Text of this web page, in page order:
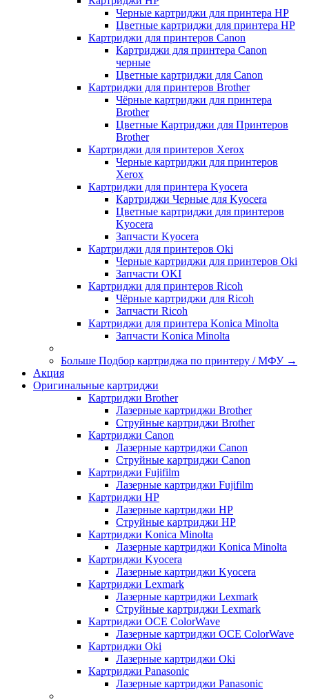
Черные картриджи для принтера HP
Цветные картриджи для принтера HP
Картриджи для принтеров Сanon
Картриджи для принтера Сanon
черные
Цветные картриджи для Сanon
Картриджи для принтеров Brother
Чёрные картриджи для принтера
Brother
Цветные Картриджи для Принтеров
Brother
Картриджи для принтеров Xerox
Черные картриджи для принтеров
Xerox
Картриджи для принтера Kyocera
Картриджи Черные для Kyocera
Цветные картриджи для принтеров
Kyocera
Запчасти Kyocera
Картриджи для принтеров Oki
Черные картриджи для принтеров Oki
Запчасти OKI
Картриджи для принтеров Ricoh
Чёрные картриджи для Ricoh
Запчасти Ricoh
Картриджи для принтера Konica Minolta
Запчасти Koniсa Minolta
Больше Подбор картриджа по принтеру / МФУ →
Акция
Оригинальные картриджи
Картриджи Brother
Лазерные картриджи Brother
Струйные картриджи Brother
Картриджи Canon
Лазерные картриджи Canon
Струйные картриджи Canon
Картриджи Fujifilm
Лазерные картриджи Fujifilm
Картриджи HP
Лазерные картриджи HP
Струйные картриджи HP
Картриджи Konica Minolta
Лазерные картриджи Konica Minolta
Картриджи Kyocera
Лазерные картриджи Kyocera
Картриджи Lexmark
Лазерные картриджи Lexmark
Струйные картриджи Lexmark
Картриджи OCE ColorWave
Лазерные картриджи OCE ColorWave
Картриджи Oki
Лазерные картриджи Oki
Картриджи Panasonic
Лазерные картриджи Panasonic